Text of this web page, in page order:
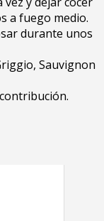
a fuego medio.
durante unos
Sauvignon